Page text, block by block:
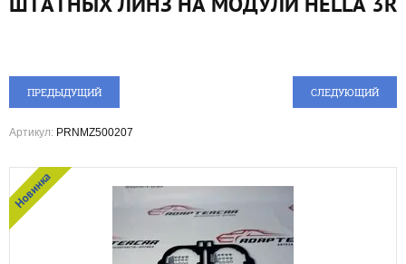
ПРЕДЫДУЩИЙ СЛЕДУЮЩИЙ
Артикул: PRNMZ500207
Новинка